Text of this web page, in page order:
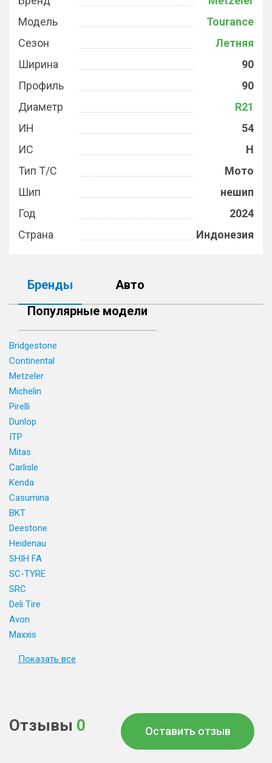
Модель
Tourance
Сезон
Летняя
Ширина
90
Профиль
90
Диаметр
R21
ИН
54
ИС
H
Тип Т/С
Мото
Шип
нешип
Год
2024
Страна
Индонезия
Бренды
Авто
Популярные модели
Bridgestone
Continental
Metzeler
Michelin
Pirelli
Dunlop
ITP
Mitas
Carlisle
Kenda
Casumina
BKT
Deestone
Heidenau
SHIH FA
SC-TYRE
SRC
Deli Tire
Avon
Maxxis
Показать все
Отзывы 0 Оставить отзыв